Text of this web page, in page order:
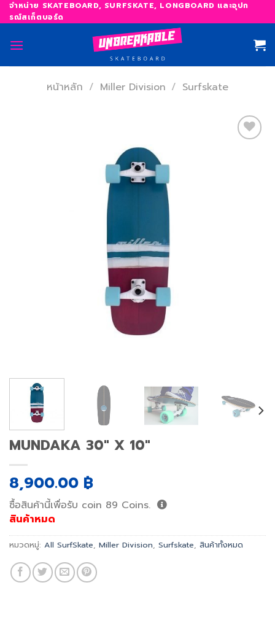
Skip
to
content
จำหน่าย SKATEBOARD, SURFSKATE, LONGBOARD และอุปก
รณ์สเก็ตบอร์ด
หน้าหลัก / Miller Division / Surfskate
MUNDAKA 30″ X 10″
8,900.00 ฿
ซื้อสินค้านี้เพื่อรับ coin 89 Coins.
สินค้าหมด
หมวดหมู่: All SurfSkate, Miller Division, Surfskate, สินค้าทั้งหมด